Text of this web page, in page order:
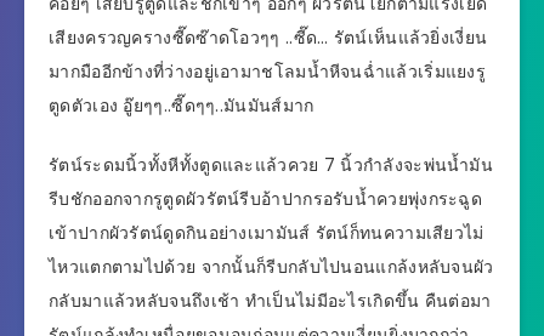
เสียงครวญครางซี๊ดซ๊าดโอวๆๆ ..ซี๊ด… รัตน์เห็นแล้วยิ่งเงี่ยน
มากมืออีกข้างที่ว่างอยู่เอามาชโลมน้ำหีจนฉ่ำแล้วเริ่มแยงรู
ตูดตัวเอง อู๊ยๆๆ..ซี๊ดๆๆ..มันมันส์มาก
รัตน์ระดมนิ้วทั้งหีทั้งตูดและแล้วควย 7 นิ้วกำลังจะพ่นน้ำมัน
รีบชักออกจากรูตูดผัวรัตน์รีบอ้าปากรอรับน้ำควยพุ่งกระฉูด
เข้าปากผัวรัตน์ดูดกินอย่างเมามันส์ รัตน์ก็ทนความเสียวไม่
ไหวแตกตามไปด้วย จากนั้นก็รีบกลับไปนอนแกล้งหลับจนผัว
กลับมาแล้วหลับจนถึงเช้า ทำเป็นไม่มีอะไรเกิดขึ้น คืนต่อมา